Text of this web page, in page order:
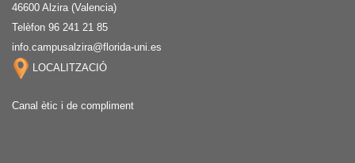
46600 Alzira (Valencia)
Telèfon 96 241 21 85
info.campusalzira@florida-uni.es
LOCALITZACIÓ
Canal ètic i de compliment